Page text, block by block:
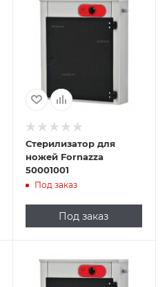
Стерилизатор для
ножей Fornazza
50001001
Под заказ
Под заказ